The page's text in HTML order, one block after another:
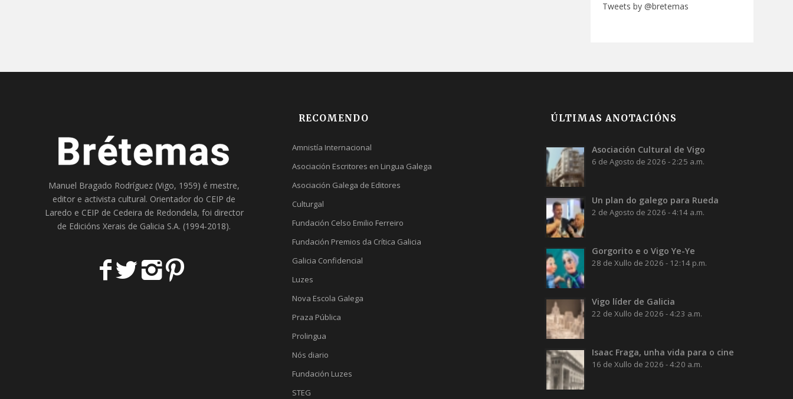
Tweets by @bretemas
Manuel Bragado Rodríguez (Vigo, 1959) é mestre,
editor e activista cultural. Orientador do CEIP de
Laredo e CEIP de Cedeira de Redondela, foi director
de Edicións Xerais de Galicia S.A. (1994-2018).
RECOMENDO
Amnistía Internacional
Asociación Escritores en Lingua Galega
Asociación Galega de Editores
Culturgal
Fundación Celso Emilio Ferreiro
Fundación Premios da Crítica Galicia
Galicia Confidencial
Luzes
Nova Escola Galega
Praza Pública
Prolingua
Nós diario
Fundación Luzes
STEG
ÚLTIMAS ANOTACIÓNS
Asociación Cultural de Vigo
6 de Agosto de 2026 - 2:25 a.m.
Un plan do galego para Rueda
2 de Agosto de 2026 - 4:14 a.m.
Gorgorito e o Vigo Ye-Ye
28 de Xullo de 2026 - 12:14 p.m.
Vigo líder de Galicia
22 de Xullo de 2026 - 4:23 a.m.
Isaac Fraga, unha vida para o cine
16 de Xullo de 2026 - 4:20 a.m.